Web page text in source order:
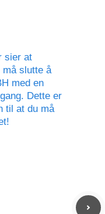
sier at
må slutte å
med en
Dette er
til at du må